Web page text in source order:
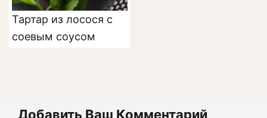
Тартар из лосося с
соевым соусом
Добавить Ваш Комментарий